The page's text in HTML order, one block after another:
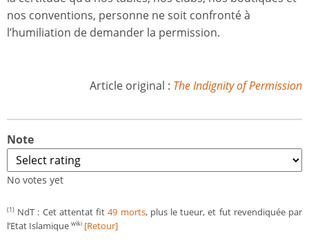
nos conventions, personne ne soit confronté à
l’humiliation de demander la permission.
Article original : The Indignity of Permission
Note
No votes yet
(1) NdT : Cet attentat fit49 morts, plus le tueur, et fut revendiquée par
l’Etat Islamique wiki [Retour]